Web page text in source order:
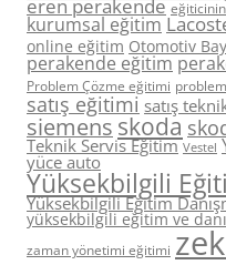
eren perakende
kurumsal eğitim
online eğitim Otomotiv
perakende eğitim
Problem Çözme eğitimi
satış eğitimi satış
siemens skoda
Teknik Servis Eğitim Vestel
yüce auto
Yüksekbilgili
Yüksekbilgili Eğitim
yüksekbilgili eğitim ve
zaman yönetimi eğitimi